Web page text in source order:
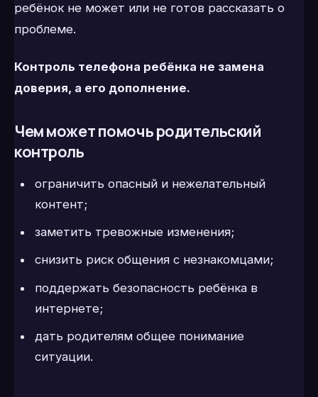
ребёнок не может или не готов рассказать о
проблеме.
Контроль телефона ребёнка не замена
доверия, а его дополнение.
Чем может помочь родительский
контроль
ограничить опасный и нежелательный
контент;
заметить тревожные изменения;
снизить риск общения с незнакомцами;
поддержать безопасность ребёнка в
интернете;
дать родителям общее понимание
ситуации.